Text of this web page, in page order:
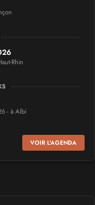
Rhin
- à Albi
vidéo et des loisirs
VOIR L'AGENDA